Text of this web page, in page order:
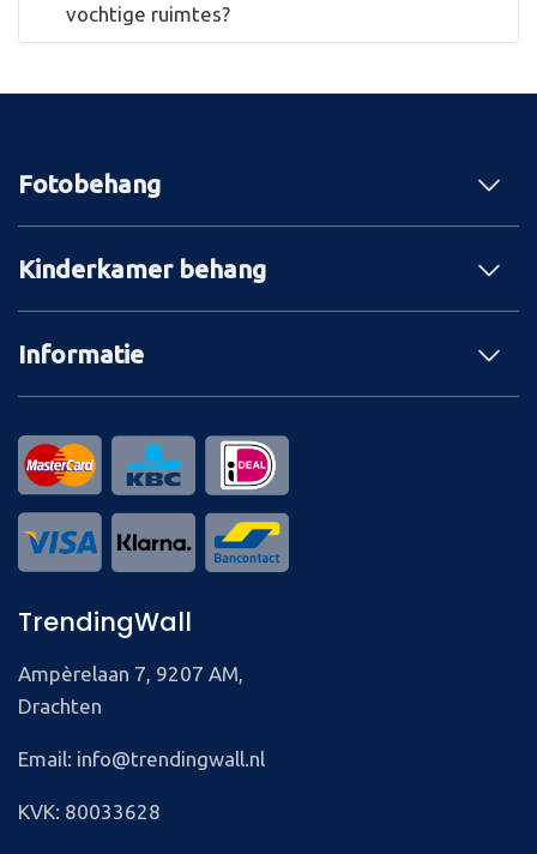
vochtige ruimtes?
Fotobehang
Kinderkamer behang
Informatie
TrendingWall
Ampèrelaan 7, 9207 AM,
Drachten
Email: info@trendingwall.nl
KVK: 80033628